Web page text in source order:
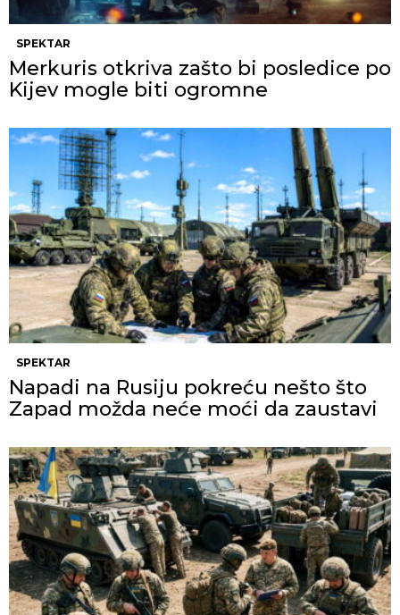
SPEKTAR
Merkuris otkriva zašto bi posledice po
Kijev mogle biti ogromne
SPEKTAR
Napadi na Rusiju pokreću nešto što
Zapad možda neće moći da zaustavi